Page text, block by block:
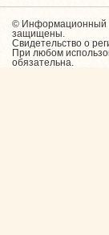
© Информационный
защищены.
Свидетельство о
При любом
обязательна.